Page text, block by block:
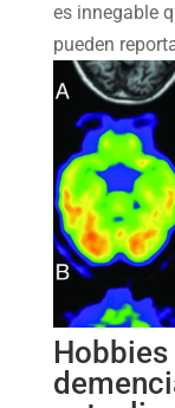
es innegable
pueden
Hobbies